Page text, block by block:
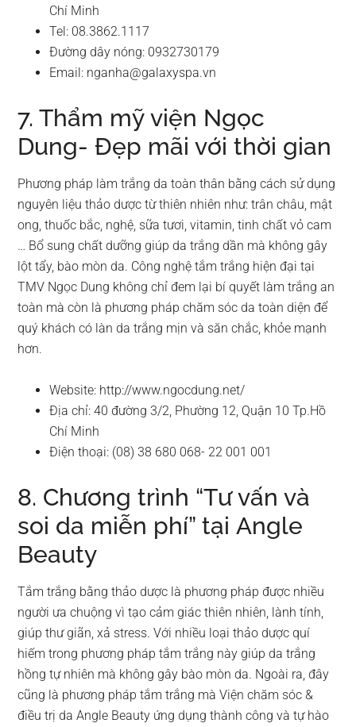
Chí Minh
Tel: 08.3862.1117
Đường dây nóng: 0932730179
Email: nganha@galaxyspa.vn
7. Thẩm mỹ viện Ngọc
Dung- Đẹp mãi với thời gian
Phương pháp làm trắng da toàn thân bằng cách sử dụng
nguyên liệu thảo dược từ thiên nhiên như: trân châu, mật
ong, thuốc bắc, nghệ, sữa tươi, vitamin, tinh chất vỏ cam
… Bổ sung chất dưỡng giúp da trắng dần mà không gây
lột tẩy, bào mòn da. Công nghệ tắm trắng hiện đại tại
TMV Ngọc Dung không chỉ đem lại bí quyết làm trắng an
toàn mà còn là phương pháp chăm sóc da toàn diện để
quý khách có làn da trắng mịn và săn chắc, khỏe mạnh
hơn.
Website: http://www.ngocdung.net/
Địa chỉ: 40 đường 3/2, Phường 12, Quận 10 Tp.Hồ
Chí Minh
Điện thoại: (08) 38 680 068- 22 001 001
8. Chương trình “Tư vấn và
soi da miễn phí” tại Angle
Beauty
Tắm trắng bằng thảo dược là phương pháp được nhiều
người ưa chuộng vì tạo cảm giác thiên nhiên, lành tính,
giúp thư giãn, xả stress. Với nhiều loại thảo dược quí
hiếm trong phương pháp tắm trắng này giúp da trắng
hồng tự nhiên mà không gây bào mòn da. Ngoài ra, đây
cũng là phương pháp tắm trắng mà Viện chăm sóc &
điều trị da Angle Beauty ứng dụng thành công và tự hào